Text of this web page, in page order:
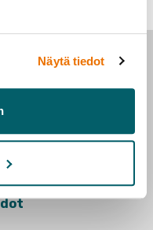
Näytä tiedot